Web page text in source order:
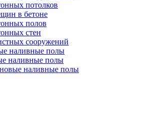
потолков
в бетоне
полов
стен
сооружений
наливные полы
наливные полы
наливные полы